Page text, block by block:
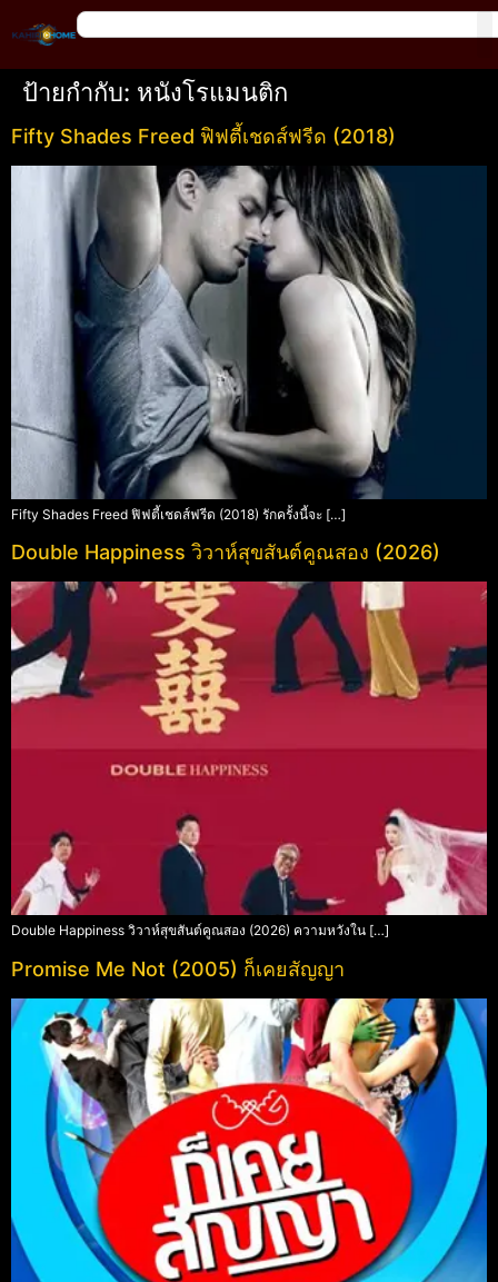
ป้ายกำกับ: หนังโรแมนติก
Fifty Shades Freed ฟิฟตี้เชดส์ฟรีด (2018)
Fifty Shades Freed ฟิฟตี้เชดส์ฟรีด (2018) รักครั้งนี้จะ […]
Double Happiness วิวาห์สุขสันต์คูณสอง (2026)
Double Happiness วิวาห์สุขสันต์คูณสอง (2026) ความหวังใน […]
Promise Me Not (2005) ก็เคยสัญญา